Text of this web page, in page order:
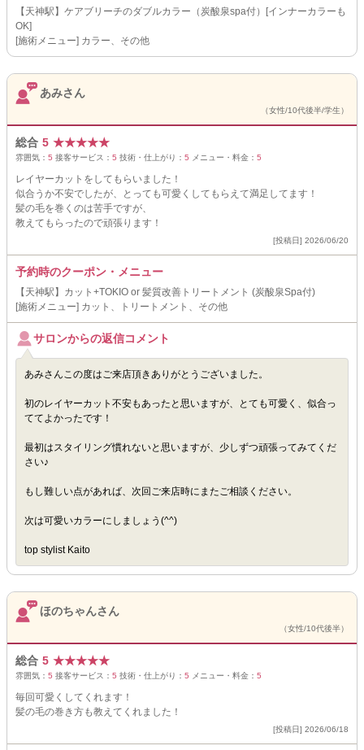
【天神駅】ケアブリーチのダブルカラー（炭酸泉spa付）[インナーカラーも
OK]
[施術メニュー] カラー、その他
あみさん
（女性/10代後半/学生）
総合 5 ★★★★★
雰囲気： 5 接客サービス： 5 技術・仕上がり： 5 メニュー・料金： 5
レイヤーカットをしてもらいました！
似合うか不安でしたが、とっても可愛くしてもらえて満足してます！
髪の毛を巻くのは苦手ですが、
教えてもらったので頑張ります！
[投稿日] 2026/06/20
予約時のクーポン・メニュー
【天神駅】カット+TOKIO or 髪質改善トリートメント (炭酸泉Spa付)
[施術メニュー] カット、トリートメント、その他
サロンからの返信コメント
あみさんこの度はご来店頂きありがとうございました。
初のレイヤーカット不安もあったと思いますが、とても可愛く、似合っ
ててよかったです！
最初はスタイリング慣れないと思いますが、少しずつ頑張ってみてくだ
さい♪
もし難しい点があれば、次回ご来店時にまたご相談ください。
次は可愛いカラーにしましょう(^^)
top stylist Kaito
ほのちゃんさん
（女性/10代後半）
総合 5 ★★★★★
雰囲気： 5 接客サービス： 5 技術・仕上がり： 5 メニュー・料金： 5
毎回可愛くしてくれます！
髪の毛の巻き方も教えてくれました！
[投稿日] 2026/06/18